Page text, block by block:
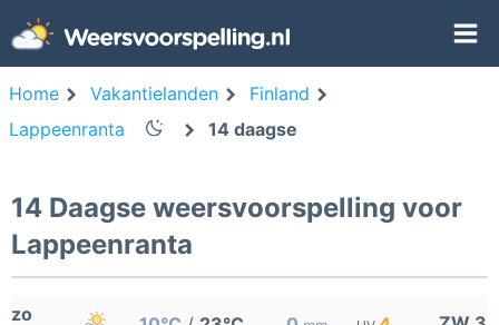
Home Vakantielanden
Finland
Lappeenranta
14 daagse
14 Daagse weersvoorspelling voor
Lappeenranta
zo